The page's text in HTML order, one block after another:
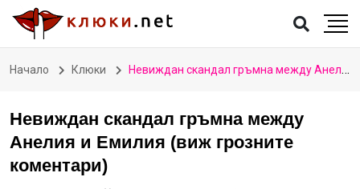
Начало Клюки Невиждан скандал гръмна между Анелия и Емилия (виж грозните коментари)
Невиждан скандал гръмна между
Анелия и Емилия (виж грозните
коментари)